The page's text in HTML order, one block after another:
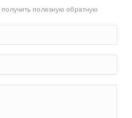
полезную обратную